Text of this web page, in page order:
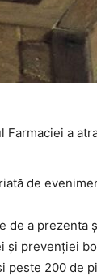
a
de
de a prezenta
prevenției
peste 200 de